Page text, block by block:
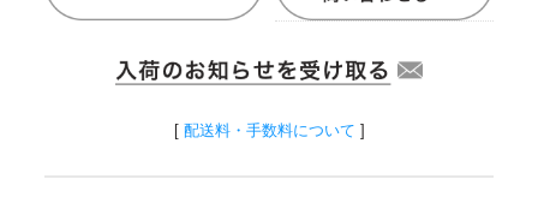
[ 配送料・手数料について ]